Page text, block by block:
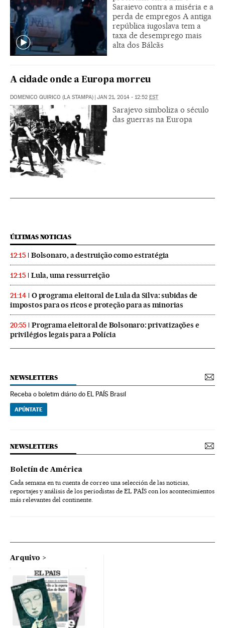
Saraievo contra a miséria e a
perda de empregos A antiga
república iugoslava tem a
taxa de desemprego mais
alta dos Bálcãs
A cidade onde a Europa morreu
DOMENICO QUIRICO (LA STAMPA) | JAN 21, 2014 - 12:52 EST
Sarajevo simboliza o século
das guerras na Europa
ÚLTIMAS NOTICIAS
12:15 Bolsonaro, a destruição como estratégia
12:15 Lula, uma ressurreição
21:14
O programa eleitoral de Lula da Silva: subidas de
impostos para os ricos e proteção para as minorias
20:55
Programa eleitoral de Bolsonaro: privatizações e
privilégios legais para a Polícia
NEWSLETTERS
Receba o boletim diário do EL PAÍS Brasil
APÚNTATE
NEWSLETTERS
Boletín de América
Cada semana en tu cuenta de correo una selección de las noticias,
reportajes y análisis de los periodistas de EL PAÍS con los acontecimientos
más relevantes del continente.
Arquivo